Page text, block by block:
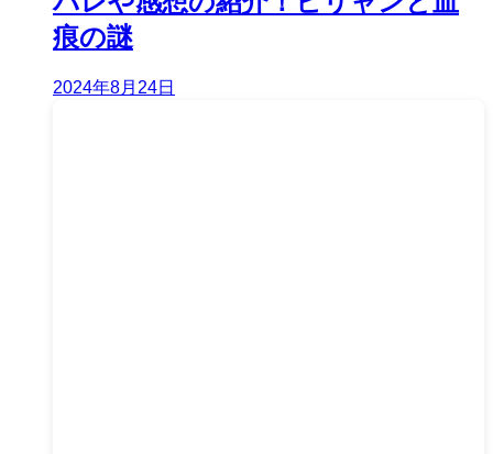
痕の謎
2024年8月24日